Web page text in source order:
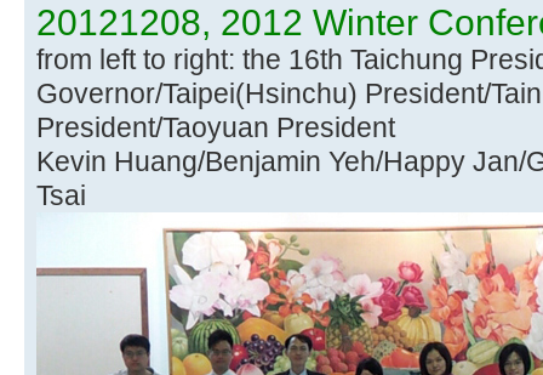
20121208, 2012 Winter
from left to right: the 16th Taichung
Governor/Taipei(Hsinchu) President/
President/Taoyuan President
Kevin Huang/Benjamin Yeh/Happy Jan/
Tsai